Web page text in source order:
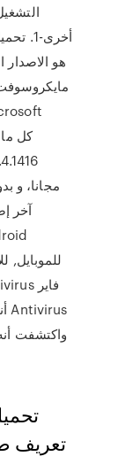
هو الاصدار
واكتشفت
تعريف